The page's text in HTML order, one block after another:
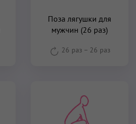
Поза лягушки для
мужчин (26 раз)
26 раз – 26 раз